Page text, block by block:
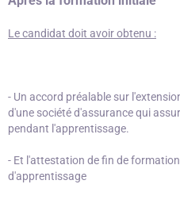
Le candidat doit avoir obtenu :
- Un accord préalable sur
d'une société d'assurance qui
pendant l'apprentissage.
- Et l'attestation de fin de
d'apprentissage